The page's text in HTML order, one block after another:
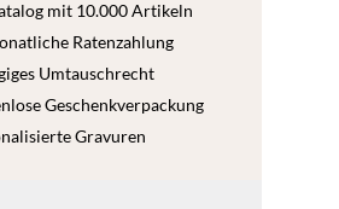
mit 10.000 Artikeln
Ratenzahlung
Umtauschrecht
Geschenkverpackung
Gravuren